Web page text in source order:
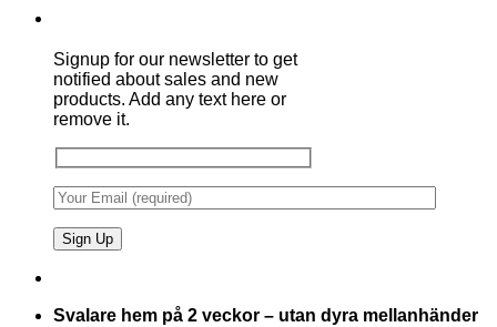
Signup for our newsletter to get
notified about sales and new
products. Add any text here or
remove it.
Svalare hem på 2 veckor – utan dyra mellanhänder